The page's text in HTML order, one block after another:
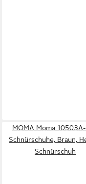
MOMA Moma 10503A-
Schnürschuhe, Braun,
Schnürschuh